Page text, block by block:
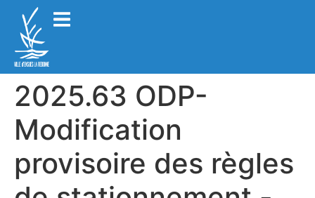
2025.63 ODP-
Modification
provisoire des règles